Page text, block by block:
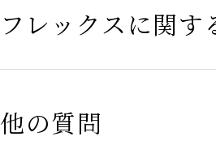
レックスに関す
の質問